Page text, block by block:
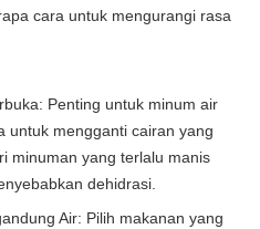
cara untuk mengurangi rasa
Penting untuk minum air
untuk mengganti cairan yang
minuman yang terlalu manis
dehidrasi.
Air: Pilih makanan yang